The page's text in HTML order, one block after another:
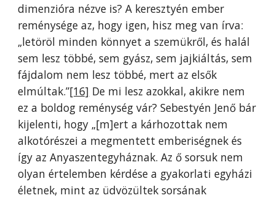
dimenzióra nézve is? A keresztyén ember
reménysége az, hogy igen, hisz meg van írva:
„letöröl minden könnyet a szemükről, és halál
sem lesz többé, sem gyász, sem jajkiáltás, sem
fájdalom nem lesz többé, mert az elsők
elmúltak.”[16] De mi lesz azokkal, akikre nem
ez a boldog reménység vár? Sebestyén Jenő bár
kijelenti, hogy „[m]ert a kárhozottak nem
alkotórészei a megmentett emberiségnek és
így az Anyaszentegyháznak. Az ő sorsuk nem
olyan értelemben kérdése a gyakorlati egyházi
életnek, mint az üdvözültek sorsának